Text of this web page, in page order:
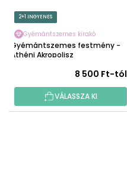
2+1 INGYENES
Gyémántszemes kirakó
Gyémántszemes festmény -
Athéni Akropolisz
8 500 Ft-tól
VÁLASSZA KI